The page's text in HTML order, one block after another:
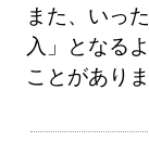
また、いっ
入」となる
ことがあり